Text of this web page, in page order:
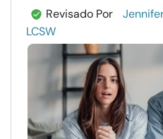
Revisado Por
LCSW